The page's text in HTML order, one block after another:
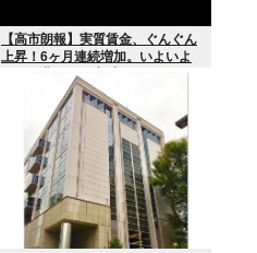
【高市朗報】実質賃金、ぐんぐん
上昇！6ヶ月連続増加。いよいよ
国民も豊かさを実感か？インフレ
加速しなければ